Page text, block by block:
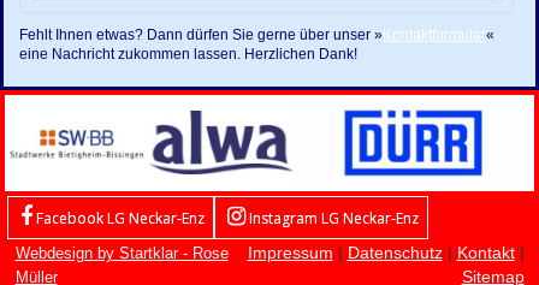
Fehlt Ihnen etwas? Dann dürfen Sie gerne über unser »Kontaktformular«
eine Nachricht zukommen lassen. Herzlichen Dank!
Facebook LG Neckar-Enz Instagram LG Neckar-Enz
Webdesign by Startklar - Rose
Müller
Impressum | Datenschutz| Kontakt|
Sitemap